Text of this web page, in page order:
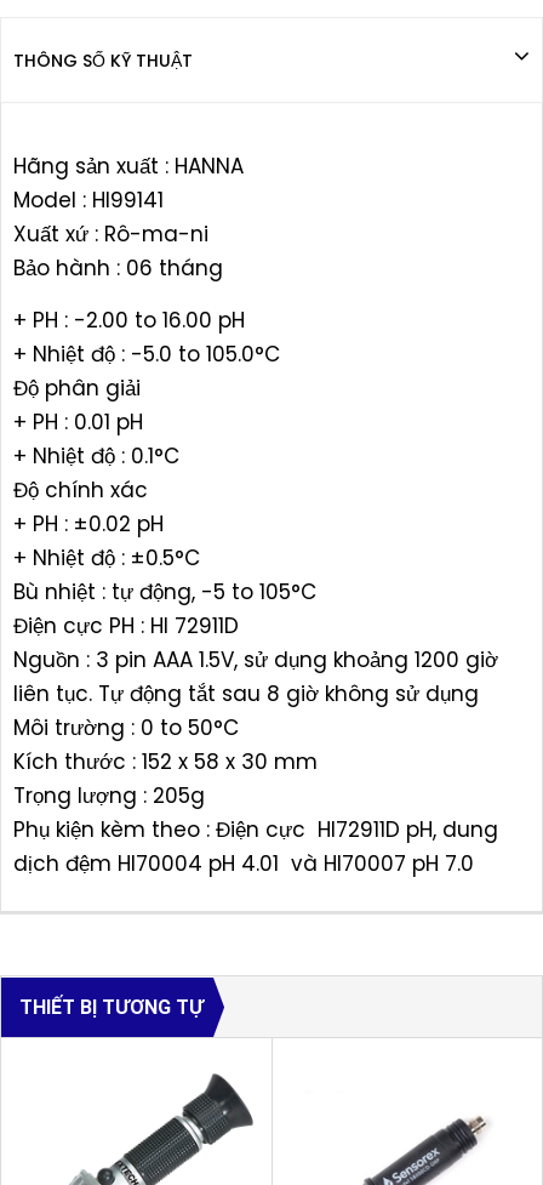
THÔNG SỐ KỸ THUẬT
Hãng sản xuất : HANNA
Model : HI99141
Xuất xứ : Rô-ma-ni
Bảo hành : 06 tháng
+ PH : -2.00 to 16.00 pH
+ Nhiệt độ : -5.0 to 105.0°C
Độ phân giải
+ PH : 0.01 pH
+ Nhiệt độ : 0.1°C
Độ chính xác
+ PH : ±0.02 pH
+ Nhiệt độ : ±0.5°C
Bù nhiệt : tự động, -5 to 105°C
Điện cực PH : HI 72911D
Nguồn : 3 pin AAA 1.5V, sử dụng khoảng 1200 giờ
liên tục. Tự động tắt sau 8 giờ không sử dụng
Môi trường : 0 to 50°C
Kích thước : 152 x 58 x 30 mm
Trọng lượng : 205g
Phụ kiện kèm theo : Điện cực HI72911D pH, dung
dịch đệm HI70004 pH 4.01 và HI70007 pH 7.0
THIẾT BỊ TƯƠNG TỰ